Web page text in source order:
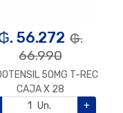
56.272 ₲.
66.990
50MG T-REC
CAJA X 28
Un. +